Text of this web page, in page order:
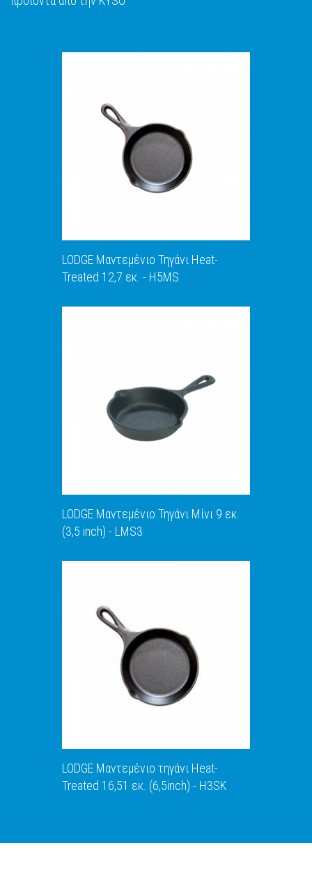
ΑΝΑΚΑΛΥΨΕ ΤΟ
LODGE Μαντεμένιο Τηγάνι Heat-
Treated 12,7 εκ. - H5MS
ΑΝΑΚΑΛΥΨΕ ΤΟ
LODGE Μαντεμένιο Τηγάνι Μίνι 9 εκ.
(3,5 inch) - LMS3
LODGE Μαντεμένιο τηγάνι Heat-
Treated 16,51 εκ. (6,5inch) - H3SK